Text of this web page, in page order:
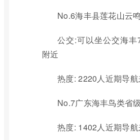
No.6海丰县莲花山云
公交:可以坐公交海丰
附近
热度: 2220人近期导航
No.7广东海丰鸟类省
热度: 1402人近期导航